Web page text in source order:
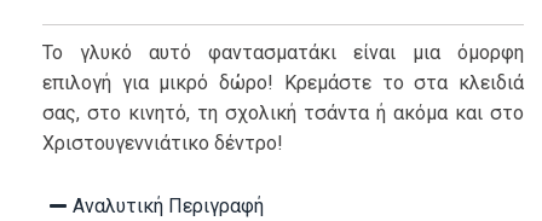
Το γλυκό αυτό φαντασματάκι είναι μια όμορφη
επιλογή για μικρό δώρο! Κρεμάστε το στα κλειδιά
σας, στο κινητό, τη σχολική τσάντα ή ακόμα και στο
Χριστουγεννιάτικο δέντρο!
Αναλυτική Περιγραφή